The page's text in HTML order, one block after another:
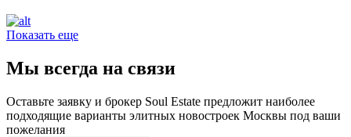
Показать еще
Мы всегда на связи
Оставьте заявку и брокер Soul Estate предложит наиболее
подходящие варианты элитных новостроек Москвы под ваши
пожелания